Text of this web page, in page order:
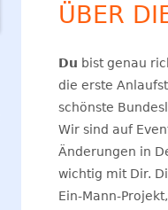
ÜBER
Du bist genau
die erste
schönste
Wir sind auf
Änderungen in
wichtig mit Dir.
Ein-Mann-